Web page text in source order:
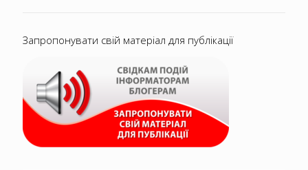
Запропонувати свій матеріал для публікації